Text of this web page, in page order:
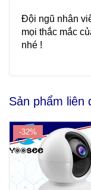
Đội ngũ nhân
mọi thắc mắc
nhé !
Sản phẩm liên
-32%